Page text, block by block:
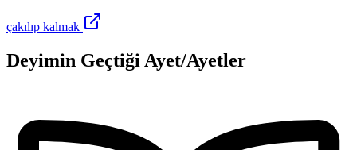
çakılıp kalmak
Deyimin Geçtiği Ayet/Ayetler